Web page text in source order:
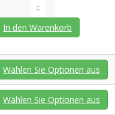
–
In den Warenkorb
Wählen Sie Optionen aus
Wählen Sie Optionen aus